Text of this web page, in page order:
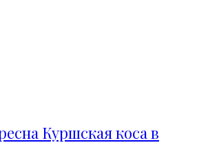
Куршская коса в